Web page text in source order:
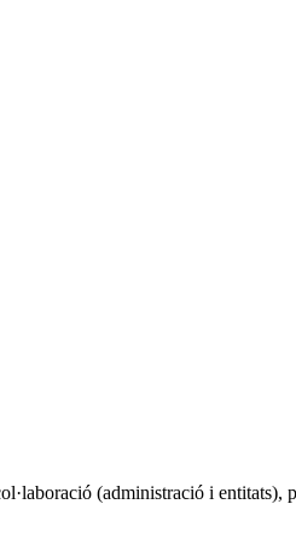
(administració i entitats),